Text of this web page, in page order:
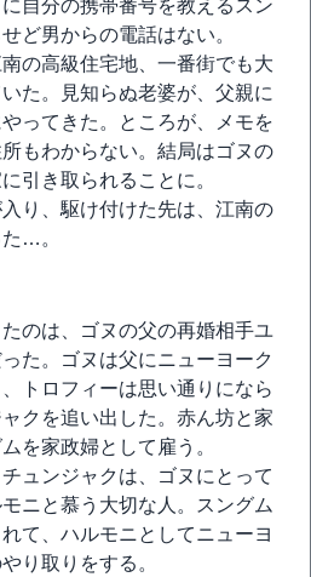
自分の携帯番号を教えるスン
ど男からの電話はない。
の高級住宅地、一番街でも大
た。見知らぬ老婆が、父親に
ってきた。ところが、メモを
もわからない。結局はゴヌの
引き取られることに。
り、駆け付けた先は、江南の
…。
のは、ゴヌの父の再婚相手ユ
た。ゴヌは父にニューヨーク
トロフィーは思い通りになら
クを追い出した。赤ん坊と家
を家政婦として雇う。
ュンジャクは、ゴヌにとって
ニと慕う大切な人。スングム
て、ハルモニとしてニューヨ
り取りをする。